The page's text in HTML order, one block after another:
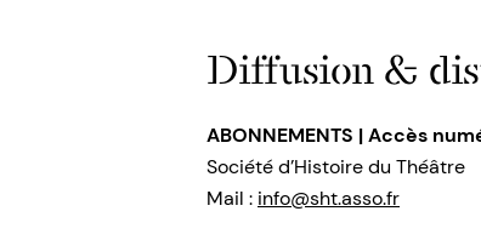
Diffusion &
ABONNEMENTS | Accès
Société d’Histoire du Théâtre
Mail : info@sht.asso.fr